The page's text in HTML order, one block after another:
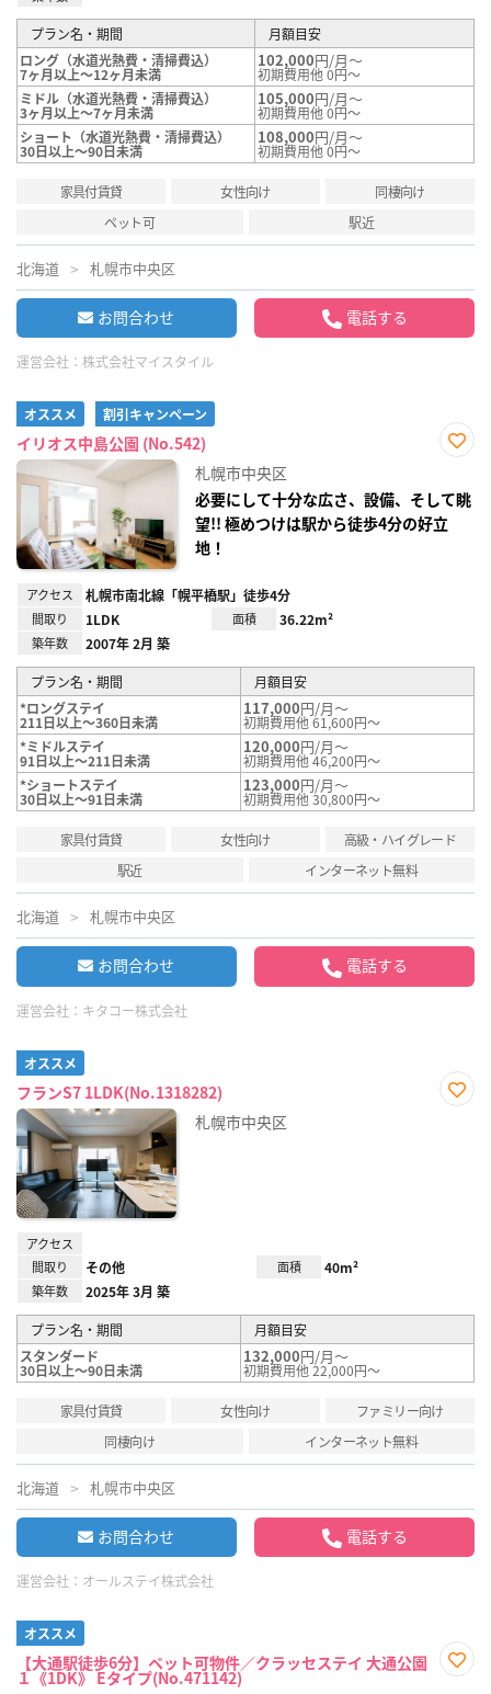
プラン名・期間
月額目安
ロング（水道光熱費・清掃費込）
7ヶ月以上～12ヶ月未満
102,000円/月～
初期費用他 0円～
ミドル（水道光熱費・清掃費込）
3ヶ月以上～7ヶ月未満
105,000円/月～
初期費用他 0円～
ショート（水道光熱費・清掃費込）
30日以上～90日未満
108,000円/月～
初期費用他 0円～
家具付賃貸 女性向け
同棲向け
ペット可
駅近
北海道 札幌市中央区
お問合わせ 電話する
運営会社： 株式会社マイスタイル
オススメ 割引キャンペーン
イリオス中島公園 (No.542)
り登
録
札幌市中央区
必要にして十分な広さ、設備、そして眺
望!! 極めつけは駅から徒歩4分の好立
地！
アクセス 札幌市南北線「幌平橋駅」徒歩4分
間取り 1LDK 面積 36.22m²
築年数 2007年 2月 築
プラン名・期間
月額目安
*ロングステイ
211日以上～360日未満
117,000円/月～
初期費用他 61,600円～
*ミドルステイ
91日以上～211日未満
120,000円/月～
初期費用他 46,200円～
*ショートステイ
30日以上～91日未満
123,000円/月～
初期費用他 30,800円～
家具付賃貸 女性向け
高級・ハイグレード
駅近
インターネット無料
北海道 札幌市中央区
お問合わせ 電話する
運営会社： キタコー株式会社
オススメ
フランS7 1LDK(No.1318282)
札幌市中央区
アクセス
間取り
その他 面積 40m²
築年数 2025年 3月 築
プラン名・期間
月額目安
スタンダード
30日以上～90日未満
132,000円/月～
初期費用他 22,000円～
家具付賃貸 女性向け
ファミリー向け
同棲向け
インターネット無料
北海道 札幌市中央区
お問合わせ 電話する
運営会社： オールステイ株式会社
オススメ
【大通駅徒歩6分】ペット可物件／クラッセステイ 大通公園
１《1DK》 Eタイプ(No.471142)